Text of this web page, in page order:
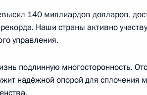
140 миллиардов долларов,
Наши страны активно
управления.
подлинную многосторонность.
надёжной опорой для сплочения